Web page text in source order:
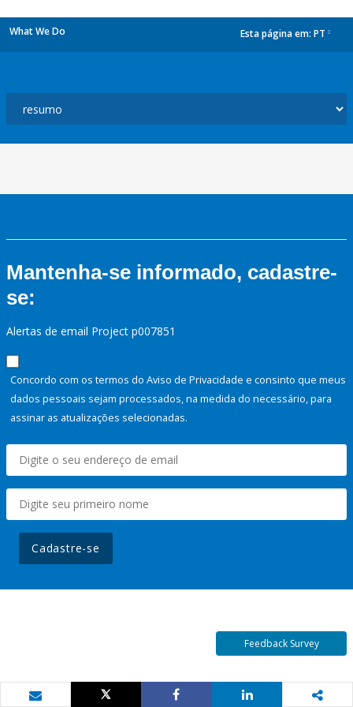
What We Do Esta página em: PT
Mantenha-se informado, cadastre-
se:
Alertas de email Project p007851
Concordo com os termos do Aviso de Privacidade e consinto que meus
dados pessoais sejam processados, na medida do necessário, para
assinar as atualizações selecionadas.
Cadastre-se
Feedback Survey